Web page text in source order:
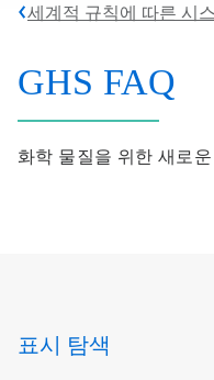
세계적 규칙에 따른 시
GHS FAQ
화학 물질을 위한 새로
표시 탐색